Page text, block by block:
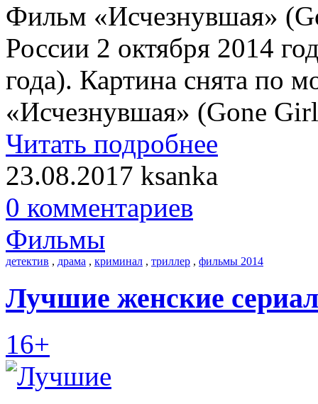
Фильм «Исчезнувшая»
России 2 октября 2014
года). Картина снята по
«Исчезнувшая» (Gone
Читать подробнее
23.08.2017 ksanka
0 комментариев
Фильмы
детектив , драма , криминал , триллер , фильмы 2014
Лучшие женские
16+